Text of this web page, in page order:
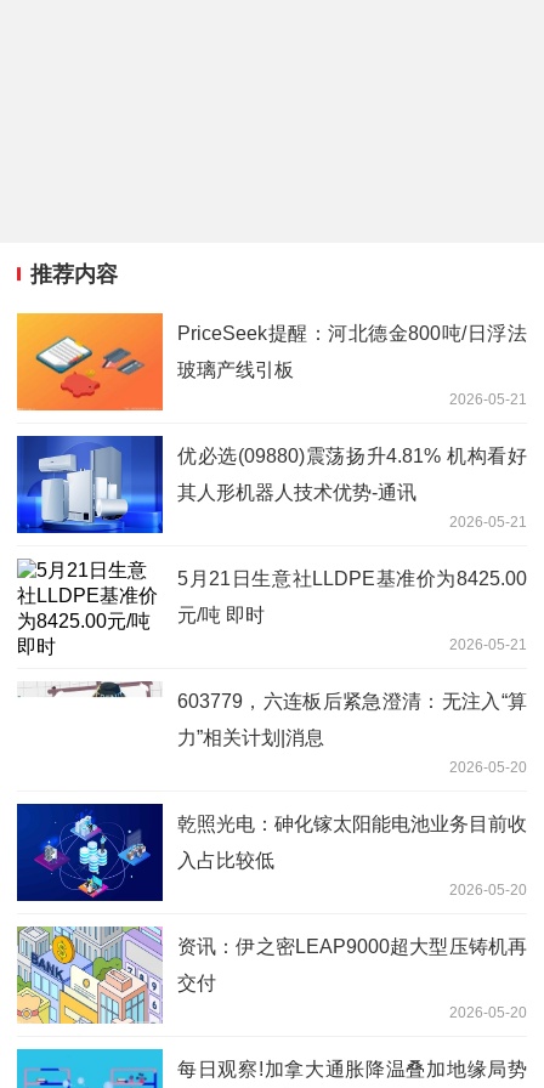
推荐内容
PriceSeek提醒：河北德金800吨/日浮法
玻璃产线引板
2026-05-21
优必选(09880)震荡扬升4.81% 机构看好
其人形机器人技术优势-通讯
2026-05-21
5月21日生意社LLDPE基准价为8425.00
元/吨 即时
2026-05-21
603779，六连板后紧急澄清：无注入“算
力”相关计划|消息
2026-05-20
乾照光电：砷化镓太阳能电池业务目前收
入占比较低
2026-05-20
资讯：伊之密LEAP9000超大型压铸机再
交付
2026-05-20
每日观察!加拿大通胀降温叠加地缘局势